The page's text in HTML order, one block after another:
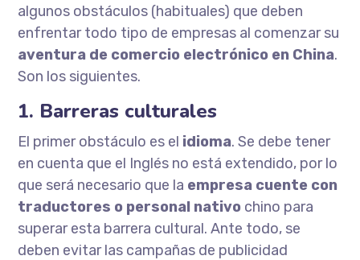
algunos obstáculos (habituales) que deben
enfrentar todo tipo de empresas al comenzar su
aventura de comercio electrónico en China.
Son los siguientes.
1. Barreras culturales
El primer obstáculo es el idioma. Se debe tener
en cuenta que el Inglés no está extendido, por lo
que será necesario que la empresa cuente con
traductores o personal nativo chino para
superar esta barrera cultural. Ante todo, se
deben evitar las campañas de publicidad